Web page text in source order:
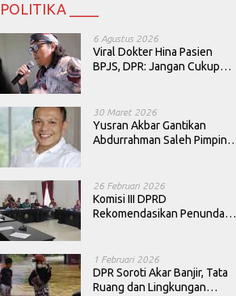
POLITIKA ____
6 Agustus 2026
Viral Dokter Hina Pasien
BPJS, DPR: Jangan Cukup
30 Maret 2026
Yusran Akbar Gantikan
Abdurrahman Saleh Pimpin
26 Februari 2026
Komisi III DPRD
Rekomendasikan Penundaan
1 Februari 2026
DPR Soroti Akar Banjir, Tata
Ruang dan Lingkungan